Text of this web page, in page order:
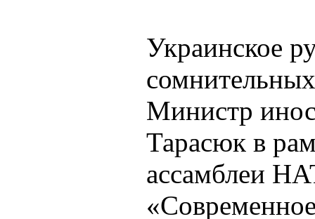
Украинское
Министр
Тарасюк в
ассамблеи